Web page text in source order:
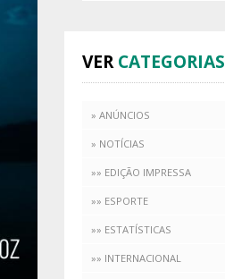
VERCATEGORIAS
» ANÚNCIOS
» NOTÍCIAS
»» EDIÇÃO IMPRESSA
»» ESPORTE
»» ESTATÍSTICAS
»» INTERNACIONAL